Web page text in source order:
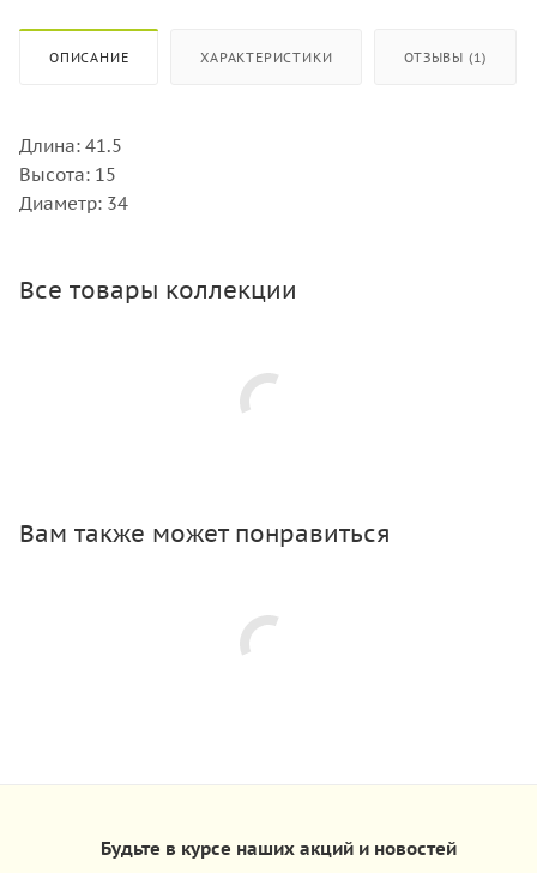
ОПИСАНИЕ ХАРАКТЕРИСТИКИ ОТЗЫВЫ (1)
Длина: 41.5
Высота: 15
Диаметр: 34
Все товары коллекции
Вам также может понравиться
Будьте в курсе наших акций и новостей